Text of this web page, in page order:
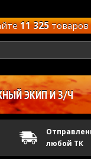
11 325товаров
ЭКИП И З/Ч
любой ТК